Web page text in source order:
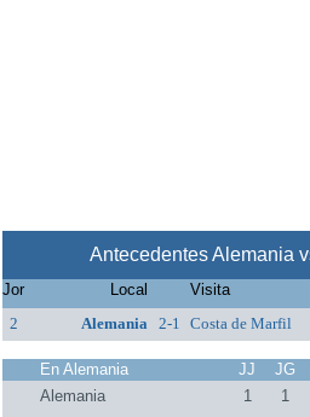
Antecedentes Alemania
Jor Local Visita
2
Alemania 2-1 Costa de Marfil
En Alemania JJ JG
Alemania
1 1